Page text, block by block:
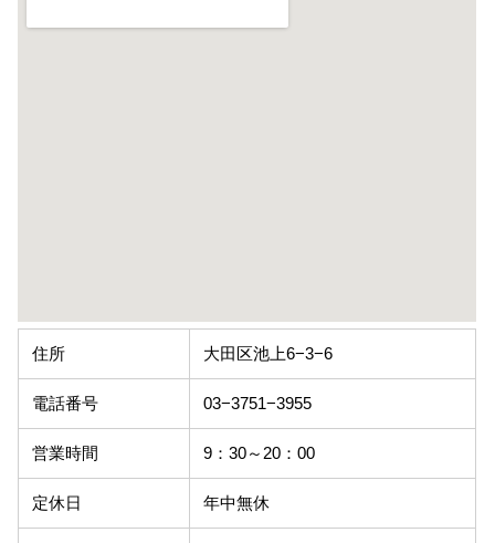
住所 大田区池上6−3−6
電話番号 03−3751−3955
営業時間 9：30～20：00
定休日 年中無休